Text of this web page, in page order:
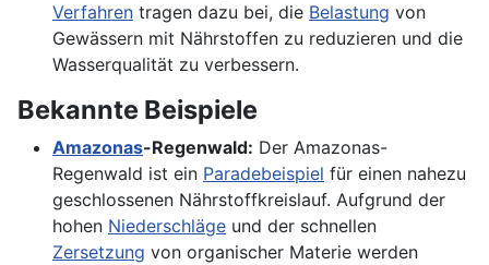
Verfahren tragen dazu bei, die Belastung von
Gewässern mit Nährstoffen zu reduzieren und die
Wasserqualität zu verbessern.
Bekannte Beispiele
Amazonas-Regenwald: Der Amazonas-
Regenwald ist ein Paradebeispiel für einen nahezu
geschlossenen Nährstoffkreislauf. Aufgrund der
hohen Niederschläge und der schnellen
Zersetzung von organischer Materie werden